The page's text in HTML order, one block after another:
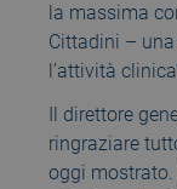
la massima
Cittadini –
l’attività
Il direttore
ringraziare
oggi